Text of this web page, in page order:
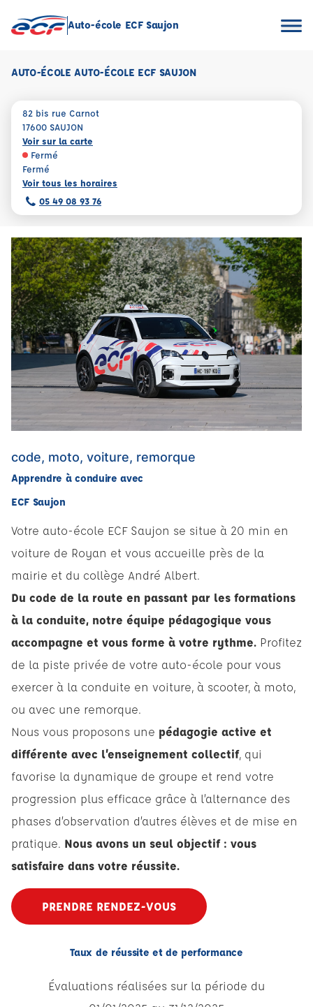
Auto-école ECF Saujon
AUTO-ÉCOLE AUTO-ÉCOLE ECF SAUJON
82 bis rue Carnot
17600 SAUJON
Voir sur la carte
Fermé
Fermé
Voir tous les horaires
05 49 08 93 76
code, moto, voiture, remorque
Apprendre à conduire avec
ECF Saujon
Votre auto-école ECF Saujon se situe à 20 min en
voiture de Royan et vous accueille près de la
mairie et du collège André Albert.
Du code de la route en passant par les formations
à la conduite, notre équipe pédagogique vous
accompagne et vous forme à votre rythme. Profitez
de la piste privée de votre auto-école pour vous
exercer à la conduite en voiture, à scooter, à moto,
ou avec une remorque.
Nous vous proposons une pédagogie active et
différente avec l’enseignement collectif, qui
favorise la dynamique de groupe et rend votre
progression plus efficace grâce à l’alternance des
phases d’observation d’autres élèves et de mise en
pratique. Nous avons un seul objectif : vous
satisfaire dans votre réussite.
PRENDRE RENDEZ-VOUS
Taux de réussite et de performance
Évaluations réalisées sur la période du